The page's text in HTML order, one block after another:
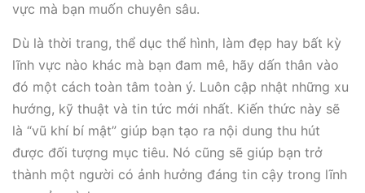
vực mà bạn muốn chuyên sâu.
Dù là thời trang, thể dục thể hình, làm đẹp hay bất kỳ
lĩnh vực nào khác mà bạn đam mê, hãy dấn thân vào
đó một cách toàn tâm toàn ý. Luôn cập nhật những xu
hướng, kỹ thuật và tin tức mới nhất. Kiến thức này sẽ
là “vũ khí bí mật” giúp bạn tạo ra nội dung thu hút
được đối tượng mục tiêu. Nó cũng sẽ giúp bạn trở
thành một người có ảnh hưởng đáng tin cậy trong lĩnh